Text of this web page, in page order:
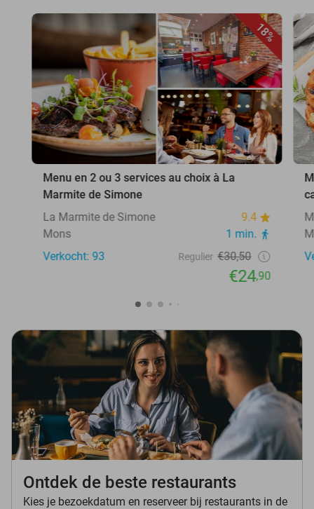
18%
Menu en 2 ou 3 services au choix à La
Marmite de Simone
La Marmite de Simone
9.4
Mons
1 min.
Verkocht: 93
Regulier €30,50
€24,90
Ontdek de beste restaurants
Kies je bezoekdatum en reserveer bij restaurants in de